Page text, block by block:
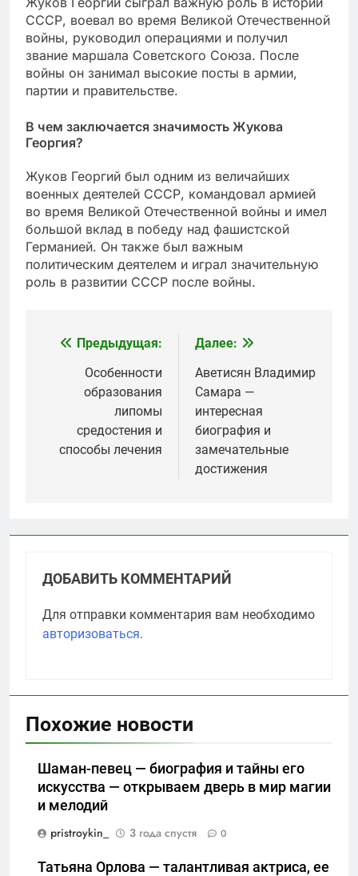
СССР, воевал во время Великой Отечественной
войны, руководил операциями и получил
звание маршала Советского Союза. После
войны он занимал высокие посты в армии,
партии и правительстве.
В чем заключается значимость Жукова
Георгия?
Жуков Георгий был одним из величайших
военных деятелей СССР, командовал армией
во время Великой Отечественной войны и имел
большой вклад в победу над фашистской
Германией. Он также был важным
политическим деятелем и играл значительную
роль в развитии СССР после войны.
Навигация
записям
Предыдущая:
Особенности
образования
липомы
средостения и
способы лечения
Далее:
Аветисян Владимир
Самара —
интересная
биография и
замечательные
достижения
ДОБАВИТЬ КОММЕНТАРИЙ
Для отправки комментария вам необходимо
авторизоваться.
Похожие новости
Шаман-певец — биография и тайны его
искусства — открываем дверь в мир магии
и мелодий
pristroykin_
3 года спустя 0
Татьяна Орлова — талантливая актриса, ее